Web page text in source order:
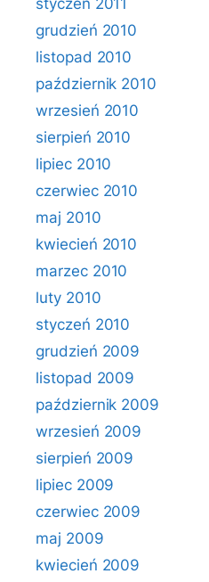
styczeń 2011
grudzień 2010
listopad 2010
październik 2010
wrzesień 2010
sierpień 2010
lipiec 2010
czerwiec 2010
maj 2010
kwiecień 2010
marzec 2010
luty 2010
styczeń 2010
grudzień 2009
listopad 2009
październik 2009
wrzesień 2009
sierpień 2009
lipiec 2009
czerwiec 2009
maj 2009
kwiecień 2009